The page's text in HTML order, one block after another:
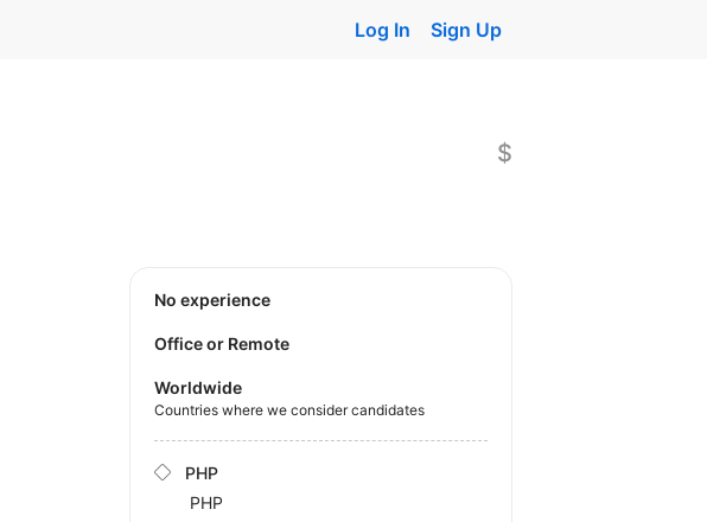
Log In Sign Up
$
No experience
Office or Remote
Worldwide
Countries where we consider candidates
PHP
PHP